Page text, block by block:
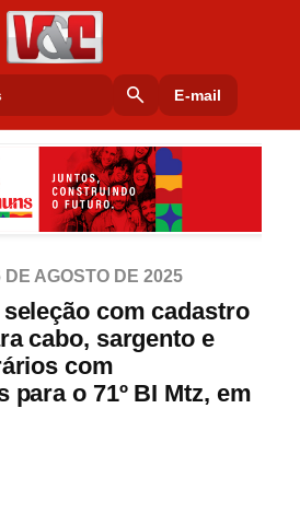
search E-mail
AGOSTO DE 2025
com cadastro
cabo, sargento e
com
para o 71º BI Mtz, em